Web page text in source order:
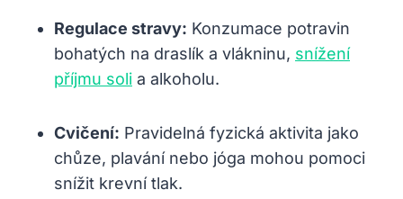
Regulace stravy: Konzumace potravin
bohatých na draslík a vlákninu, snížení
příjmu soli a alkoholu.
Cvičení: Pravidelná fyzická aktivita jako
chůze, plavání nebo jóga mohou pomoci
snížit krevní tlak.